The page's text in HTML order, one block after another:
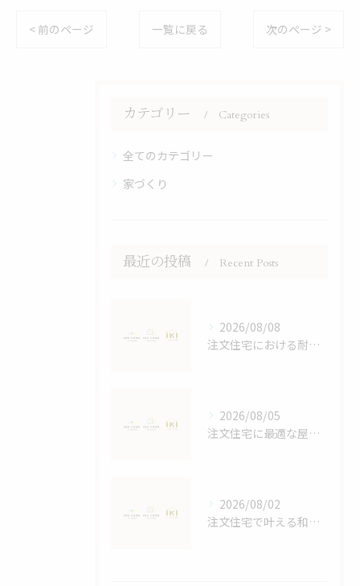
< 前のページ 一覧に戻る 次のページ >
カテゴリー Categories
全てのカテゴリー
家づくり
最近の投稿 Recent Posts
2026/08/08
注文住宅における耐震等級の詳しい解説
2026/08/05
注文住宅に最適な屋根デザイン術
2026/08/02
注文住宅で叶える和モダンの家づくり鹿児島県鹿児島市大島郡宇検村で失敗しない選び方